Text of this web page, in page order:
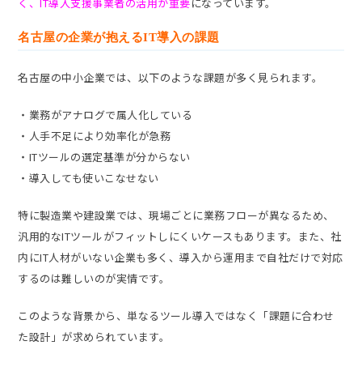
名古屋の企業が抱えるIT導入の課題
名古屋の中小企業では、以下のような課題が多く見られます。
・業務がアナログで属人化している
・人手不足により効率化が急務
・ITツールの選定基準が分からない
・導入しても使いこなせない
特に製造業や建設業では、現場ごとに業務フローが異なるため、
汎用的なITツールがフィットしにくいケースもあります。また、社
内にIT人材がいない企業も多く、導入から運用まで自社だけで対応
するのは難しいのが実情です。
このような背景から、単なるツール導入ではなく「課題に合わせ
た設計」が求められています。